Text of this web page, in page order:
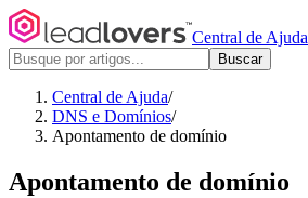
Central de Ajuda
Buscar
Central de Ajuda/
DNS e Domínios/
Apontamento de domínio
Apontamento de domínio